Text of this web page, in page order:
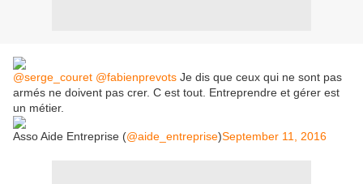
@serge_couret @fabienprevots Je dis que ceux qui ne sont pas
armés ne doivent pas crer. C est tout. Entreprendre et gérer est
un métier.
Asso Aide Entreprise (@aide_entreprise)September 11, 2016